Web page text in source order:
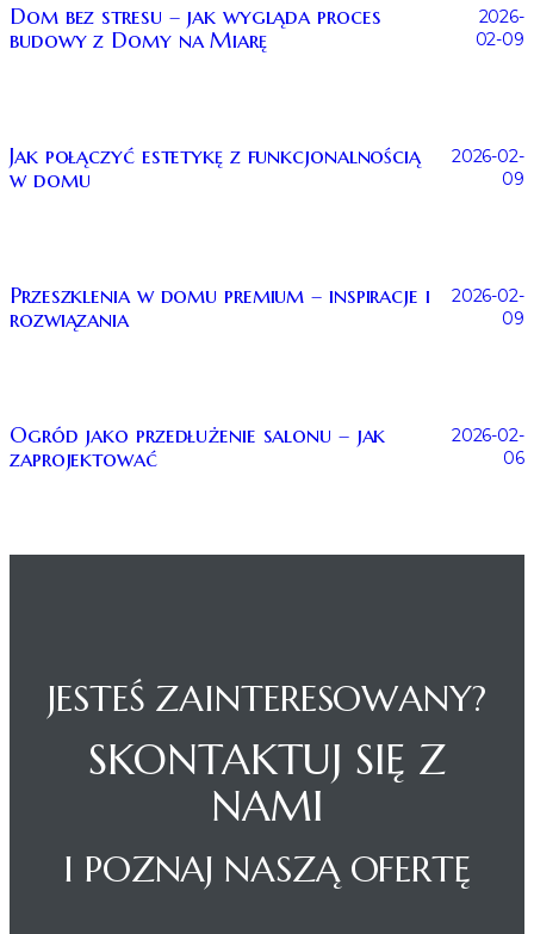
Dom bez stresu – jak wygląda proces
budowy z Domy na Miarę
2026-
02-09
Jak połączyć estetykę z funkcjonalnością
w domu
2026-02-
09
Przeszklenia w domu premium – inspiracje i
rozwiązania
2026-02-
09
Ogród jako przedłużenie salonu – jak
zaprojektować
2026-02-
06
JESTEŚ ZAINTERESOWANY?
SKONTAKTUJ SIĘ Z
NAMI
I POZNAJ NASZĄ OFERTĘ